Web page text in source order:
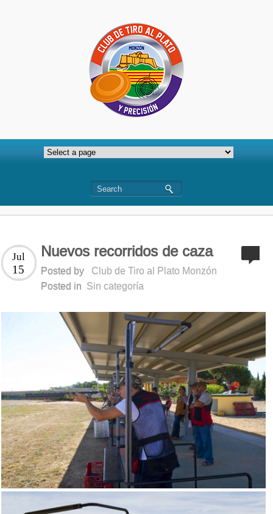
Nuevos recorridos de caza
Jul
15 Posted by
Club de Tiro al Plato Monzón
Posted in Sin categoría